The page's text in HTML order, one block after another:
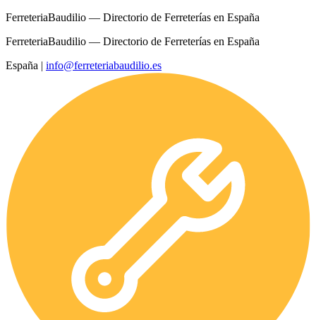
FerreteriaBaudilio — Directorio de Ferreterías en España
FerreteriaBaudilio — Directorio de Ferreterías en España
España | info@ferreteriabaudilio.es